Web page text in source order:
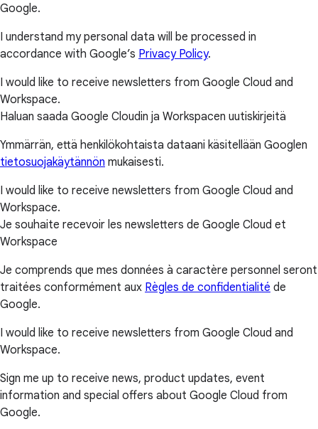
Google.
I understand my personal data will be processed in
accordance with Google’s Privacy Policy.
I would like to receive newsletters from Google Cloud and
Workspace.
Haluan saada Google Cloudin ja Workspacen uutiskirjeitä
Ymmärrän, että henkilökohtaista dataani käsitellään Googlen
tietosuojakäytännön mukaisesti.
I would like to receive newsletters from Google Cloud and
Workspace.
Je souhaite recevoir les newsletters de Google Cloud et
Workspace
Je comprends que mes données à caractère personnel seront
traitées conformément aux Règles de confidentialité de
Google.
I would like to receive newsletters from Google Cloud and
Workspace.
Sign me up to receive news, product updates, event
information and special offers about Google Cloud from
Google.